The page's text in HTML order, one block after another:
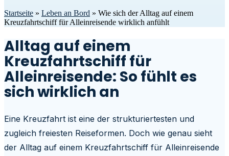
Startseite » Leben an Bord » Wie sich der Alltag auf einem
Kreuzfahrtschiff für Alleinreisende wirklich anfühlt
Alltag auf einem
Kreuzfahrtschiff für
Alleinreisende: So fühlt es
sich wirklich an
Eine Kreuzfahrt ist eine der strukturiertesten und
zugleich freiesten Reiseformen. Doch wie genau sieht
der Alltag auf einem Kreuzfahrtschiff für Alleinreisende